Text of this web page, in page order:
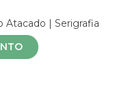
Atacado | Serigrafia